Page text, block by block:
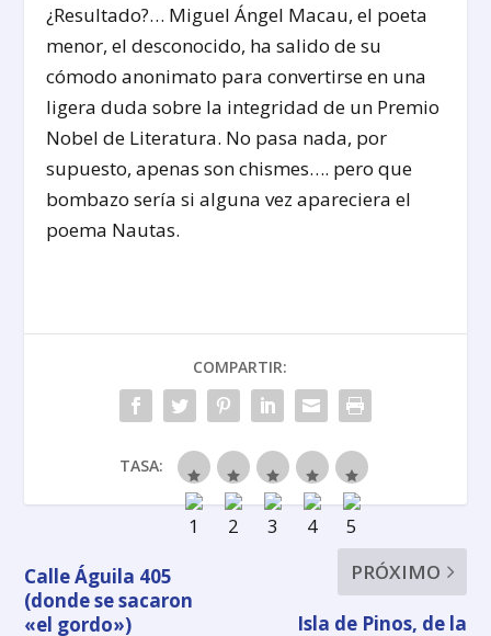
¿Resultado?… Miguel Ángel Macau, el poeta
menor, el desconocido, ha salido de su
cómodo anonimato para convertirse en una
ligera duda sobre la integridad de un Premio
Nobel de Literatura. No pasa nada, por
supuesto, apenas son chismes…. pero que
bombazo sería si alguna vez apareciera el
poema Nautas.
COMPARTIR:
TASA:
Calle Águila 405
(donde se sacaron
«el gordo»)
PRÓXIMO
Isla de Pinos, de la